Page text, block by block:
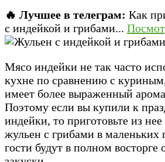
🔥 Лучшее в телеграм: Как
с индейкой и грибами...
Мясо индейки не так часто
кухне по сравнению с
имеет более выраженный
Поэтому если вы купили к
индейки, то приготовьте из
жульен с грибами в
гости будут в полном восторге